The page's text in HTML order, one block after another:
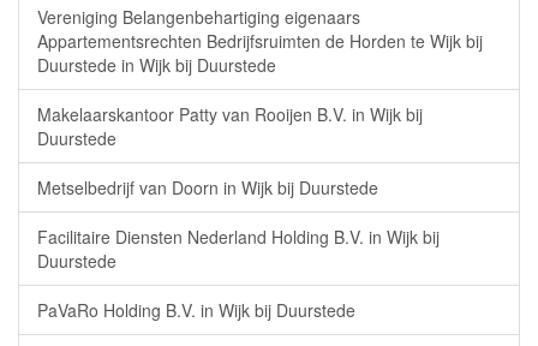
Vereniging Belangenbehartiging eigenaars
Appartementsrechten Bedrijfsruimten de Horden te Wijk bij
Duurstede in Wijk bij Duurstede
Makelaarskantoor Patty van Rooijen B.V. in Wijk bij
Duurstede
Metselbedrijf van Doorn in Wijk bij Duurstede
Facilitaire Diensten Nederland Holding B.V. in Wijk bij
Duurstede
PaVaRo Holding B.V. in Wijk bij Duurstede